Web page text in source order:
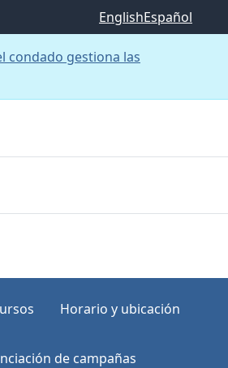
EnglishEspañol
condado gestiona las
Horario y ubicación
de campañas